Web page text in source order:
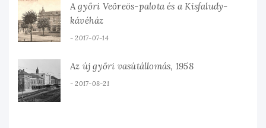
A győri Veöreös-palota és a Kisfaludy-
kávéház
2017-07-14
Az új győri vasútállomás, 1958
2017-08-21